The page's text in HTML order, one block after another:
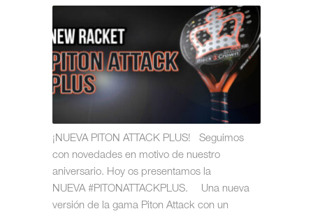
¡NUEVA PITON ATTACK PLUS! Seguimos
con novedades en motivo de nuestro
aniversario. Hoy os presentamos la
NUEVA #PITONATTACKPLUS. ⠀ Una nueva
versión de la gama Piton Attack con un